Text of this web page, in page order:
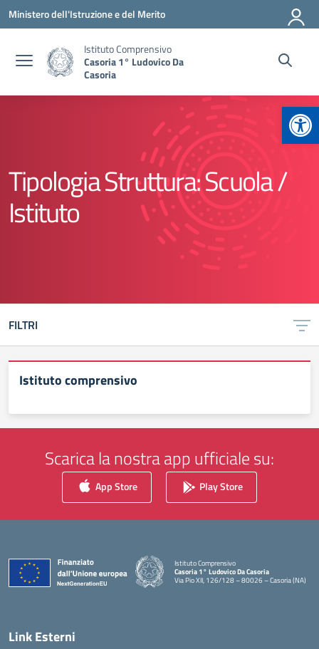
Vai ai contenuti
Vai al menu di navigazione
Vai al footer
Ministero dell'Istruzione e del Merito
Istituto Comprensivo
Casoria 1° Ludovico Da
Casoria
Tipologia Struttura:Scuola /
Istituto
FILTRI
Istituto comprensivo
Scarica la nostra app ufficiale su:
App Store Play Store
Istituto Comprensivo
Casoria 1° Ludovico Da Casoria
Via Pio XII, 126/128 – 80026 – Casoria (NA)
Link Esterni